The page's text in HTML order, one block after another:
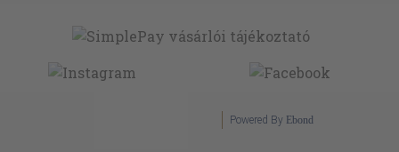
Powered By Ebond